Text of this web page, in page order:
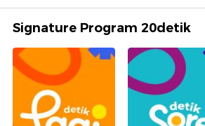
Signature Program 20detik